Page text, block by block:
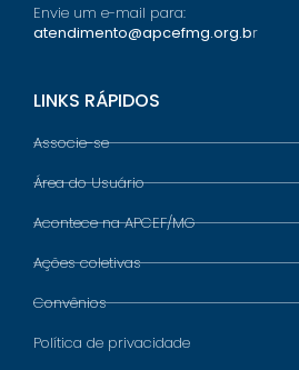
Envie um e-mail para:
atendimento@apcefmg.org.br
LINKS RÁPIDOS
Associe-se
Área do Usuário
Acontece na APCEF/MG
Ações coletivas
Convênios
Política de privacidade